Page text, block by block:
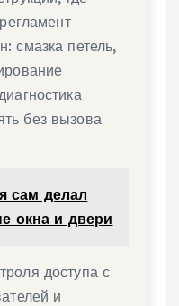
смазка петель,
без вызова
сам делал
окна и двери
доступа с
и